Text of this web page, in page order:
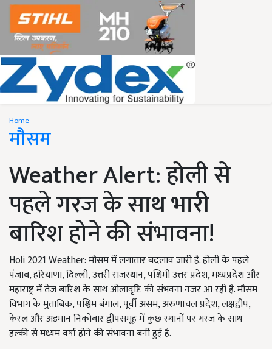
Home
मौसम
Weather Alert: होली से
पहले गरज के साथ भारी
बारिश होने की संभावना!
Holi 2021 Weather: मौसम में लगातार बदलाव जारी है. होली के पहले
पंजाब, हरियाणा, दिल्ली, उत्तरी राजस्थान, पश्चिमी उत्तर प्रदेश, मध्यप्रदेश और
महाराष्ट्र में तेज बारिश के साथ ओलावृष्टि की संभवना नजर आ रही है. मौसम
विभाग के मुताबिक, पश्चिम बंगाल, पूर्वी असम, अरुणाचल प्रदेश, लक्षद्वीप,
केरल और अंडमान निकोबार द्वीपसमूह में कुछ स्थानों पर गरज के साथ
हल्की से मध्यम वर्षा होने की संभावना बनी हुई है.